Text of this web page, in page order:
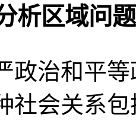
析区域问题
政治和平
社会关系